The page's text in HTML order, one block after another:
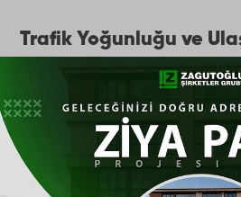
Trafik Yoğunluğu ve
Direksiyon sallayan esnafın
hayatını zorlaştıran
yer alan
Eskişehir'in kronik
yoğunluğu ve ulaşım